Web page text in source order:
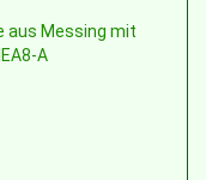
aus Messing mit
A